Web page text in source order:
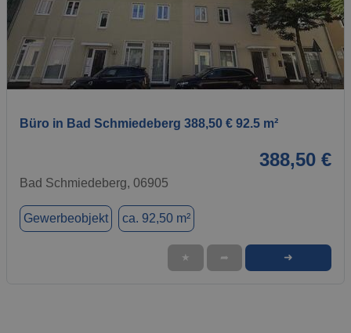
1 / 1
Büro in Bad Schmiedeberg 388,50 € 92.5 m²
388,50 €
Bad Schmiedeberg, 06905
Gewerbeobjekt ca. 92,50 m²
★ ➦ ➜